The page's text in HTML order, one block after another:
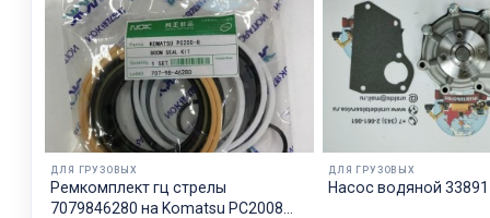
ДЛЯ ГРУЗОВЫХ
Рeмкoмплeкт гц стрелы
7079846280 на Komatsu PC2008
ДЛЯ ГРУЗОВЫХ
Насос водяной